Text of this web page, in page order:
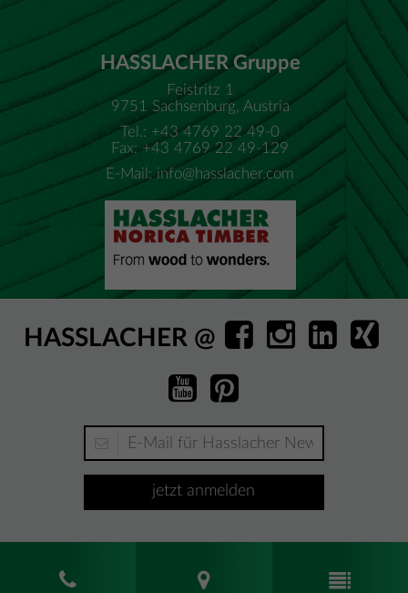
HASSLACHER Gruppe
Feistritz 1
9751 Sachsenburg, Austria
Tel.: +43 4769 22 49-0
Fax: +43 4769 22 49-129
E-Mail: info@hasslacher.com
HASSLACHER @
jetzt anmelden